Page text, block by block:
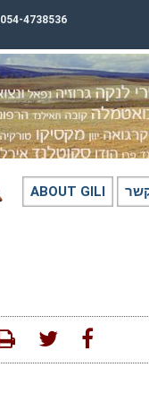
054-4738536
ABOUT GILI